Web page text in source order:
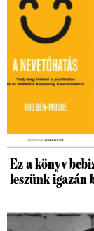
Ez a könyv
leszünk igazán